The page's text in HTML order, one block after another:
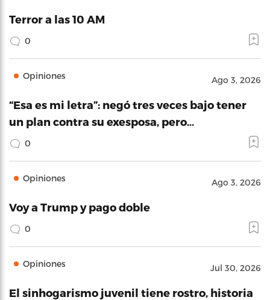
Terror a las 10 AM
0
Opiniones Ago 3, 2026
“Esa es mi letra”: negó tres veces bajo tener
un plan contra su exesposa, pero…
0
Opiniones Ago 3, 2026
Voy a Trump y pago doble
0
Opiniones Jul 30, 2026
El sinhogarismo juvenil tiene rostro, historia